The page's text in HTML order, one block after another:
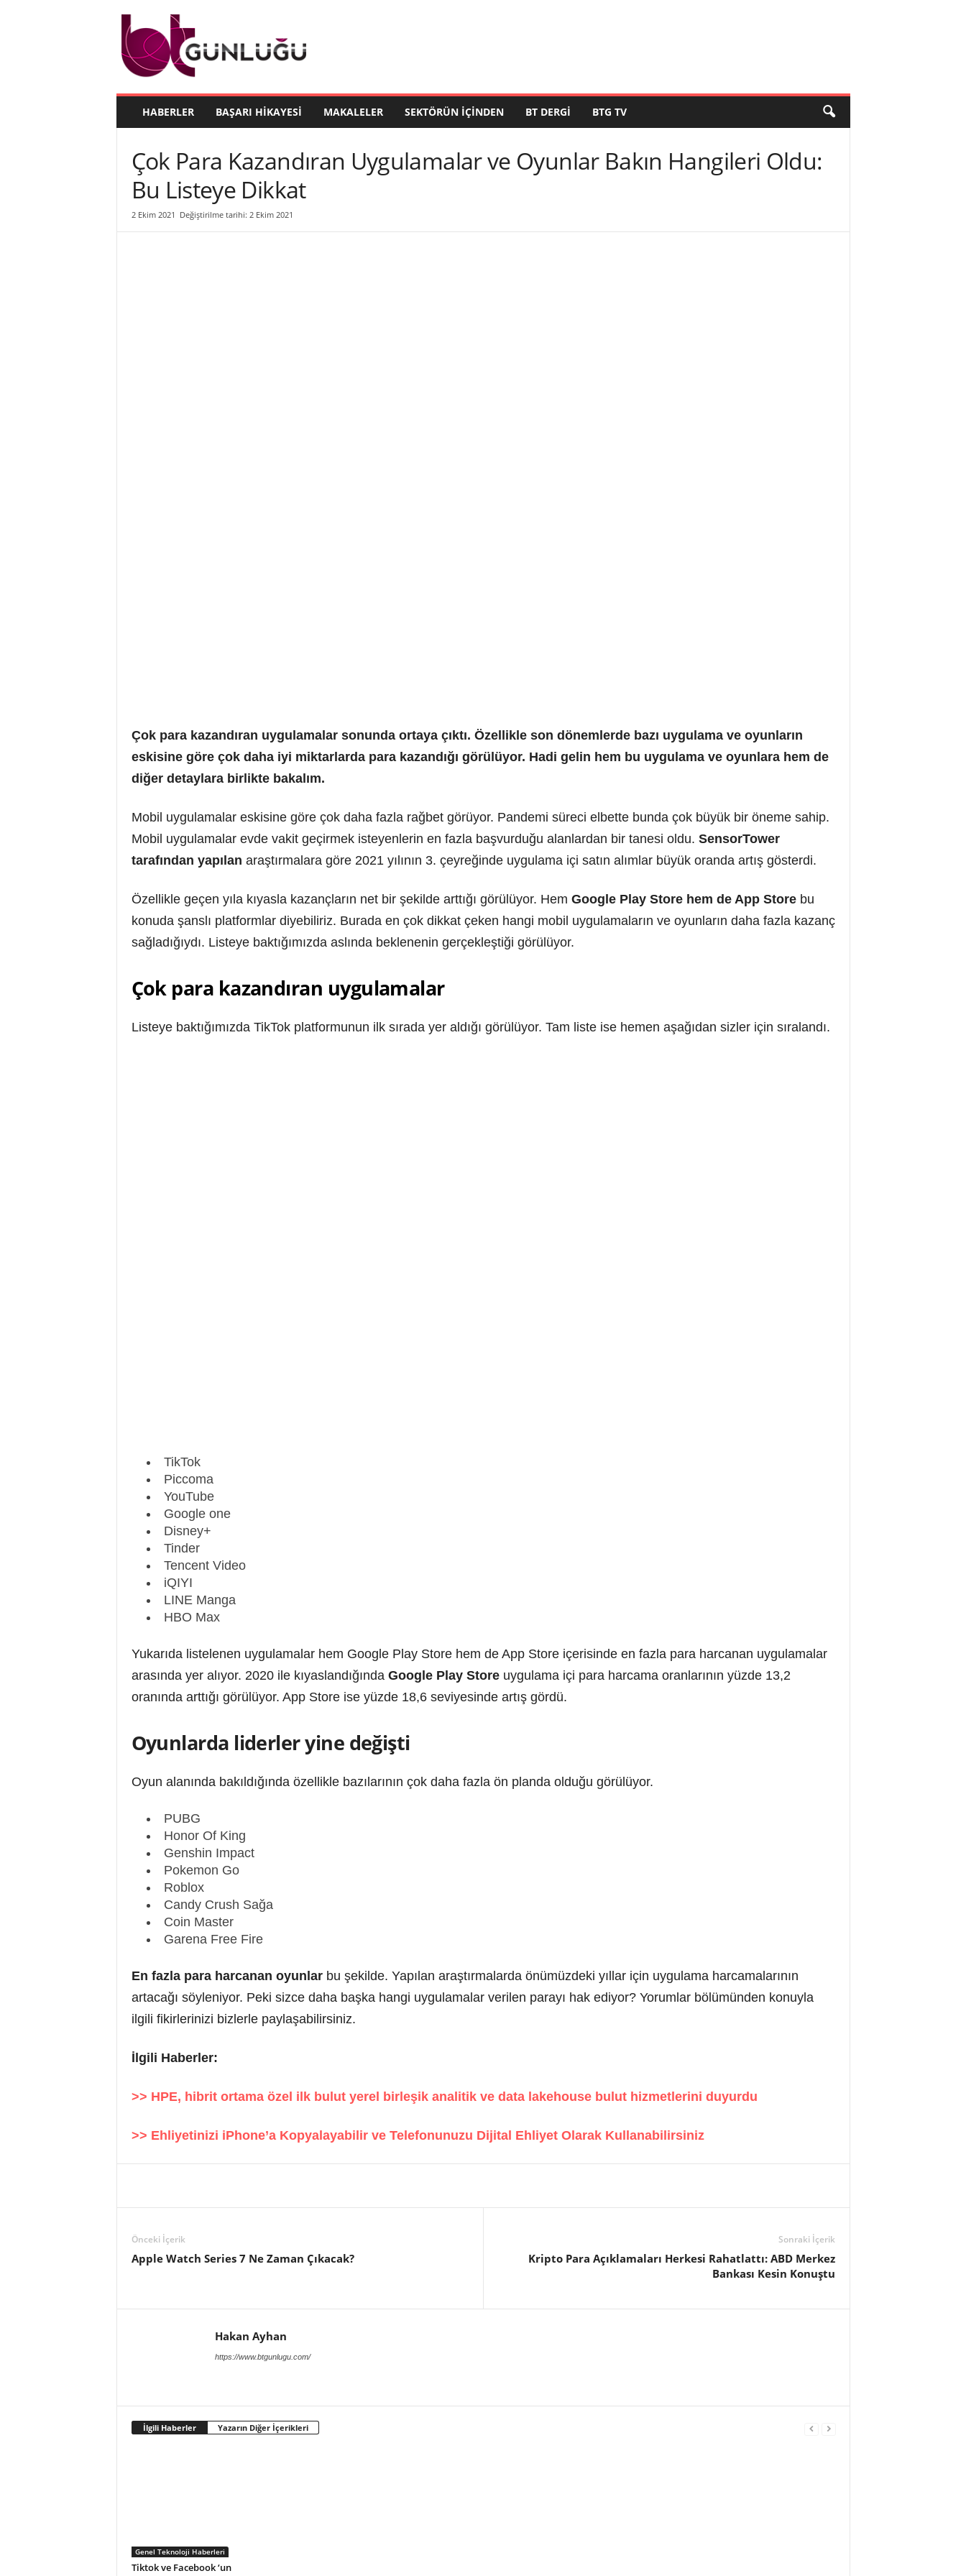
B
HABERLER BAŞARI HIKAYESI MAKALELER SEKTÖRÜN İÇINDEN BT DERGI BTG TV
Çok Para Kazandıran Uygulamalar ve Oyunlar Bakın Hangileri Oldu:
Bu Listeye Dikkat
2 Ekim 2021 Değiştirilme tarihi: 2 Ekim 2021
Çok para kazandıran uygulamalar sonunda ortaya çıktı. Özellikle son dönemlerde bazı uygulama ve oyunların
eskisine göre çok daha iyi miktarlarda para kazandığı görülüyor. Hadi gelin hem bu uygulama ve oyunlara hem de
diğer detaylara birlikte bakalım.
Mobil uygulamalar eskisine göre çok daha fazla rağbet görüyor. Pandemi süreci elbette bunda çok büyük bir öneme sahip.
Mobil uygulamalar evde vakit geçirmek isteyenlerin en fazla başvurduğu alanlardan bir tanesi oldu. SensorTower
tarafından yapılan araştırmalara göre 2021 yılının 3. çeyreğinde uygulama içi satın alımlar büyük oranda artış gösterdi.
Özellikle geçen yıla kıyasla kazançların net bir şekilde arttığı görülüyor. Hem Google Play Store hem de App Storebu
konuda şanslı platformlar diyebiliriz. Burada en çok dikkat çeken hangi mobil uygulamaların ve oyunların daha fazla kazanç
sağladığıydı. Listeye baktığımızda aslında beklenenin gerçekleştiği görülüyor.
Çok para kazandıran uygulamalar
Listeye baktığımızda TikTok platformunun ilk sırada yer aldığı görülüyor. Tam liste ise hemen aşağıdan sizler için sıralandı.
TikTok
Piccoma
YouTube
Google one
Disney+
Tinder
Tencent Video
iQIYI
LINE Manga
HBO Max
Yukarıda listelenen uygulamalar hem Google Play Store hem de App Store içerisinde en fazla para harcanan uygulamalar
arasında yer alıyor. 2020 ile kıyaslandığında Google Play Storeuygulama içi para harcama oranlarının yüzde 13,2
oranında arttığı görülüyor. App Store ise yüzde 18,6 seviyesinde artış gördü.
Oyunlarda liderler yine değişti
Oyun alanında bakıldığında özellikle bazılarının çok daha fazla ön planda olduğu görülüyor.
PUBG
Honor Of King
Genshin Impact
Pokemon Go
Roblox
Candy Crush Sağa
Coin Master
Garena Free Fire
En fazla para harcanan oyunlarbu şekilde. Yapılan araştırmalarda önümüzdeki yıllar için uygulama harcamalarının
artacağı söyleniyor. Peki sizce daha başka hangi uygulamalar verilen parayı hak ediyor? Yorumlar bölümünden konuyla
ilgili fikirlerinizi bizlerle paylaşabilirsiniz.
İlgili Haberler:
>> HPE, hibrit ortama özel ilk bulut yerel birleşik analitik ve data lakehouse bulut hizmetlerini duyurdu
>> Ehliyetinizi iPhone’a Kopyalayabilir ve Telefonunuzu Dijital Ehliyet Olarak Kullanabilirsiniz
Önceki İçerik
Apple Watch Series 7 Ne Zaman Çıkacak?
Sonraki İçerik
Kripto Para Açıklamaları Herkesi Rahatlattı: ABD Merkez
Bankası Kesin Konuştu
Hakan Ayhan
https://www.btgunlugu.com/
İlgili Haberler Yazarın Diğer İçerikleri
Genel Teknoloji Haberleri
Tiktok ve Facebook ‘un